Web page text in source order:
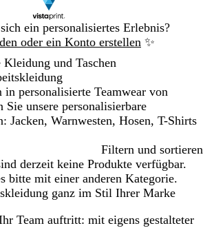
ein personalisiertes Erlebnis?
oder ein Konto erstellen ✨
und Taschen
personalisierte Teamwear von
unsere personalisierbare
Jacken, Warnwesten, Hosen, T-Shirts
Filtern und sortieren
derzeit keine Produkte verfügbar.
bitte mit einer anderen Kategorie.
ganz im Stil Ihrer Marke
Team auftritt: mit eigens gestalteter